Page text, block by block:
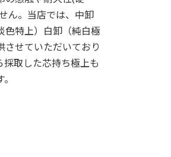
ん。当店では、中卸
色特上）白卸（純白極
させていただいており
採取した芯持ち極上も